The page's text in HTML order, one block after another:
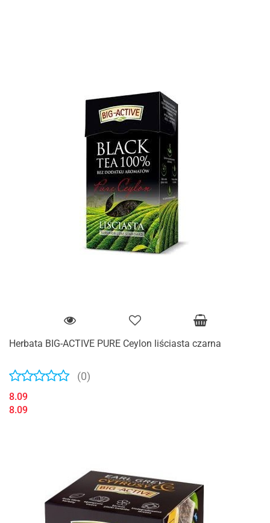
Herbata BIG-ACTIVE PURE Ceylon liściasta czarna
(0)
8.09
8.09